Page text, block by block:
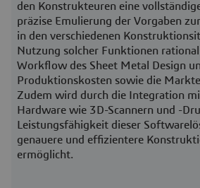
den Konstrukteuren eine
präzise Emulierung der Vorgaben
in den verschiedenen
Nutzung solcher Funktionen
Workflow des Sheet Metal Design
Produktionskosten sowie die
Zudem wird durch die Integration
Hardware wie 3D-Scannern und -
Leistungsfähigkeit dieser
genauere und effizientere
ermöglicht.